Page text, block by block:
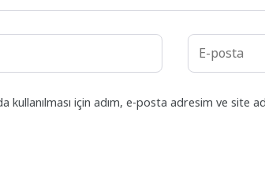
kullanılması için adım, e-posta adresim ve site